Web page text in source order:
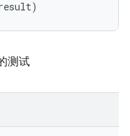
测试